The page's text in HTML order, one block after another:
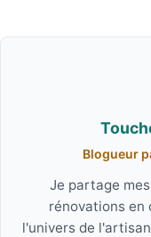
Blogueur
Je partage
rénovations en
l'univers de